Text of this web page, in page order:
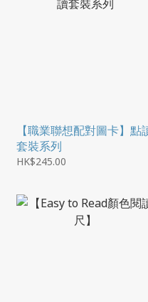
【職業聯想配對圖卡】點
套裝系列
HK$245.00